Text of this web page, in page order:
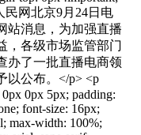
网北京9月24日电
站消息，为加强直播
，各级市场监管部门
办了一批直播电商领
以公布。</p> <p
0px 5px; padding:
font-size: 16px;
max-width: 100%;